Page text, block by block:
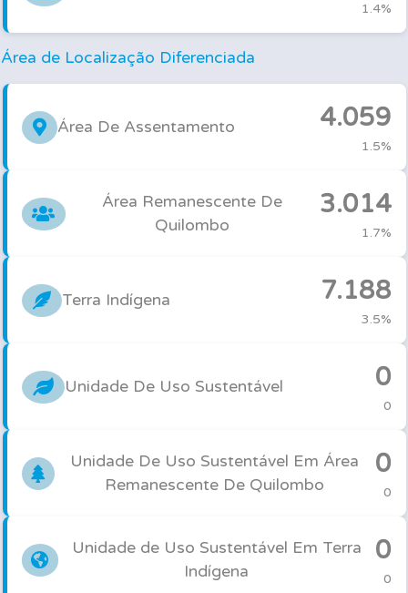
1.4%
Área de Localização Diferenciada
Área De Assentamento 4.059
1.5%
Área Remanescente De
Quilombo
3.014
1.7%
Terra Indígena 7.188
3.5%
Unidade De Uso Sustentável 0
0
Unidade De Uso Sustentável Em Área
Remanescente De Quilombo
0
0
Unidade de Uso Sustentável Em Terra
Indígena
0
0